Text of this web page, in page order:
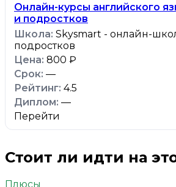
Онлайн-курсы английского
и подростков
Skysmart - онлайн-
подростков
800 ₽
—
4.5
—
Перейти
Стоит ли идти на
Плюсы